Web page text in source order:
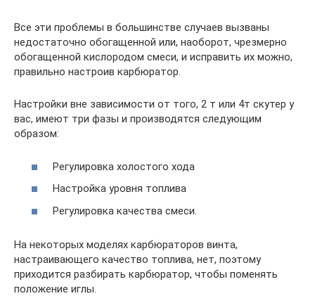
Все эти проблемы в большинстве случаев вызваны
недостаточно обогащенной или, наоборот, чрезмерно
обогащенной кислородом смеси, и исправить их можно,
правильно настроив карбюратор.
Настройки вне зависимости от того, 2 т или 4т скутер у
вас, имеют три фазы и производятся следующим
образом:
Регулировка холостого хода
Настройка уровня топлива
Регулировка качества смеси.
На некоторых моделях карбюраторов винта,
настраивающего качество топлива, нет, поэтому
приходится разбирать карбюратор, чтобы поменять
положение иглы.